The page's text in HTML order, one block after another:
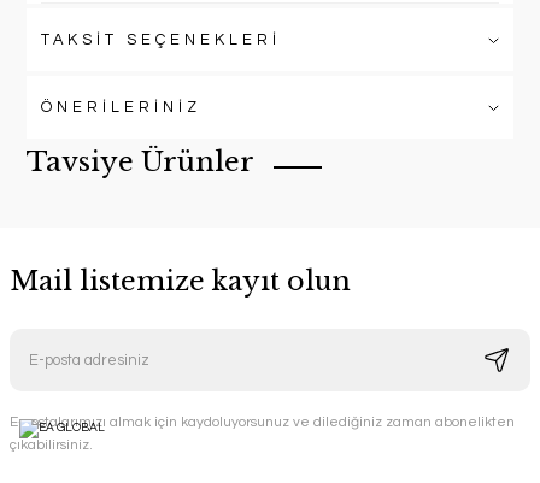
TAKSİT SEÇENEKLERİ
ÖNERİLERİNİZ
Tavsiye Ürünler
Mail listemize kayıt olun
E-postalarımızı almak için kaydoluyorsunuz ve dilediğiniz zaman abonelikten
çıkabilirsiniz.